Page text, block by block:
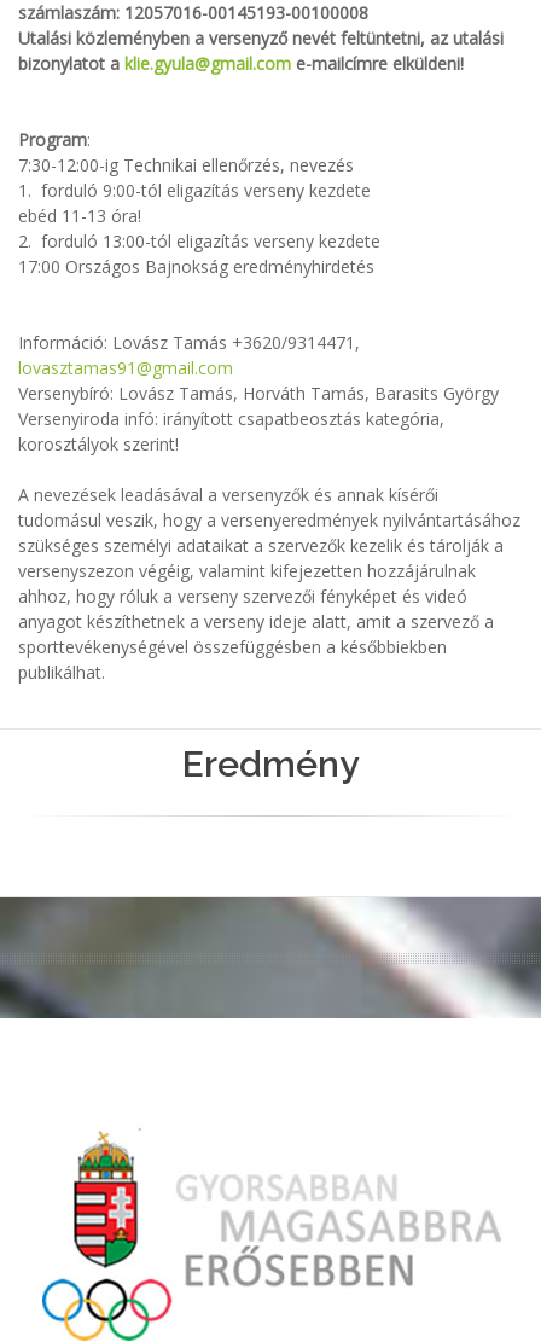
számlaszám: 12057016-00145193-00100008
Utalási közleményben a versenyző nevét feltüntetni, az utalási
bizonylatot a klie.gyula@gmail.com e-mailcímre elküldeni!
Program:
7:30-12:00-ig Technikai ellenőrzés, nevezés
1. forduló 9:00-tól eligazítás verseny kezdete
ebéd 11-13 óra!
2. forduló 13:00-tól eligazítás verseny kezdete
17:00 Országos Bajnokság eredményhirdetés
Információ: Lovász Tamás +3620/9314471,
lovasztamas91@gmail.com
Versenybíró: Lovász Tamás, Horváth Tamás, Barasits György
Versenyiroda infó: irányított csapatbeosztás kategória,
korosztályok szerint!
A nevezések leadásával a versenyzők és annak kísérői
tudomásul veszik, hogy a versenyeredmények nyilvántartásához
szükséges személyi adataikat a szervezők kezelik és tárolják a
versenyszezon végéig, valamint kifejezetten hozzájárulnak
ahhoz, hogy róluk a verseny szervezői fényképet és videó
anyagot készíthetnek a verseny ideje alatt, amit a szervező a
sporttevékenységével összefüggésben a későbbiekben
publikálhat.
Eredmény